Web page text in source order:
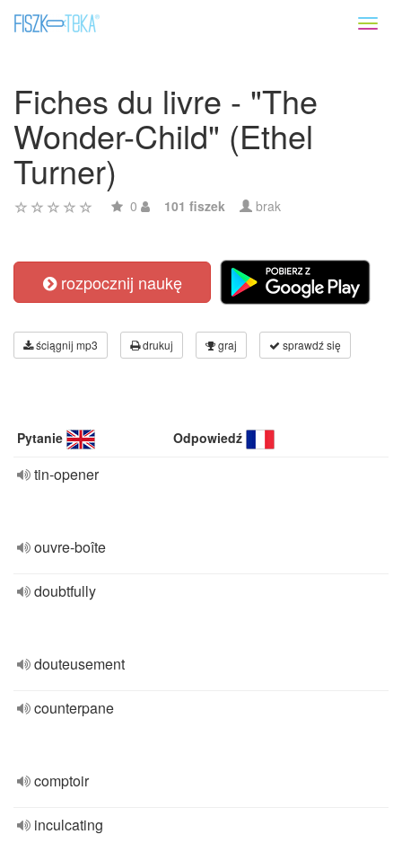
Fiches du livre - "The
Wonder-Child" (Ethel
Turner)
0 101 fiszek brak
rozpocznij naukę
ściągnij mp3 drukuj graj sprawdź się
Pytanie Odpowiedź
tin-opener
ouvre-boîte
doubtfully
douteusement
counterpane
comptoir
inculcating